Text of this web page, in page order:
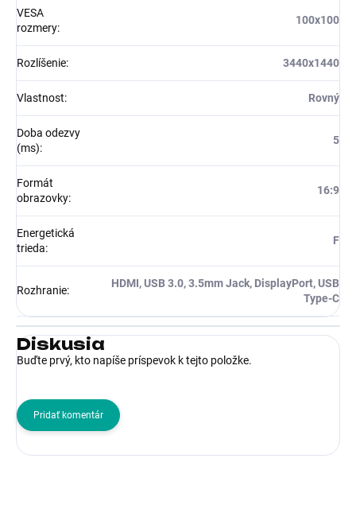
VESA
rozmery:
100x100
Rozlíšenie: 3440x1440
Vlastnost: Rovný
Doba odezvy
(ms):
5
Formát
obrazovky:
16:9
Energetická
trieda:
F
Rozhranie:
HDMI, USB 3.0, 3.5mm Jack, DisplayPort, USB
Type-C
Diskusia
Buďte prvý, kto napíše príspevok k tejto položke.
Pridať komentár